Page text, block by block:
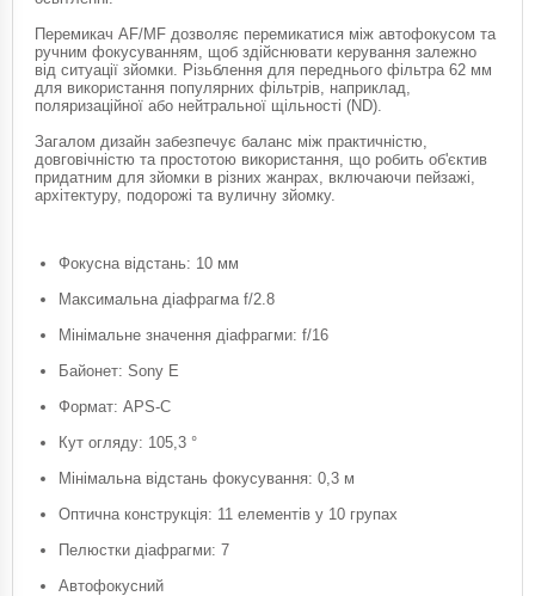
Перемикач AF/MF дозволяє перемикатися між автофокусом та
ручним фокусуванням, щоб здійснювати керування залежно
від ситуації зйомки. Різьблення для переднього фільтра 62 мм
для використання популярних фільтрів, наприклад,
поляризаційної або нейтральної щільності (ND).
Загалом дизайн забезпечує баланс між практичністю,
довговічністю та простотою використання, що робить об'єктив
придатним для зйомки в різних жанрах, включаючи пейзажі,
архітектуру, подорожі та вуличну зйомку.
Фокусна відстань: 10 мм
Максимальна діафрагма f/2.8
Мінімальне значення діафрагми: f/16
Байонет: Sony E
Формат: APS-C
Кут огляду: 105,3 °
Мінімальна відстань фокусування: 0,3 м
Оптична конструкція: 11 елементів у 10 групах
Пелюстки діафрагми: 7
Автофокусний